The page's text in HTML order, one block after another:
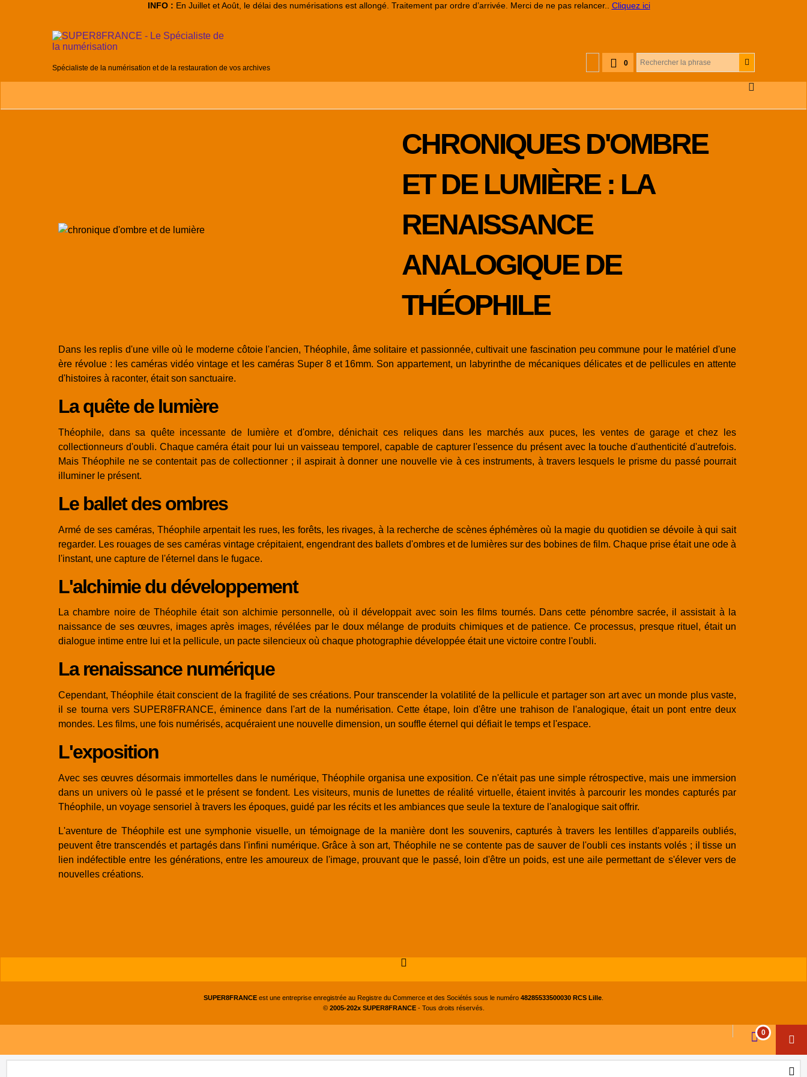
INFO : En Juillet et Août, le délai des numérisations est allongé. Traitement par ordre d’arrivée. Merci de ne pas relancer.. Cliquez ici
Spécialiste de la numérisation et de la restauration de vos archives
0
CHRONIQUES D'OMBRE
ET DE LUMIÈRE : LA
RENAISSANCE
ANALOGIQUE DE
THÉOPHILE
Dans les replis d'une ville où le moderne côtoie l'ancien, Théophile, âme solitaire et passionnée, cultivait une fascination peu commune pour le matériel d'une
ère révolue : les caméras vidéo vintage et les caméras Super 8 et 16mm. Son appartement, un labyrinthe de mécaniques délicates et de pellicules en attente
d'histoires à raconter, était son sanctuaire.
La quête de lumière
Théophile, dans sa quête incessante de lumière et d'ombre, dénichait ces reliques dans les marchés aux puces, les ventes de garage et chez les
collectionneurs d'oubli. Chaque caméra était pour lui un vaisseau temporel, capable de capturer l'essence du présent avec la touche d'authenticité d'autrefois.
Mais Théophile ne se contentait pas de collectionner ; il aspirait à donner une nouvelle vie à ces instruments, à travers lesquels le prisme du passé pourrait
illuminer le présent.
Le ballet des ombres
Armé de ses caméras, Théophile arpentait les rues, les forêts, les rivages, à la recherche de scènes éphémères où la magie du quotidien se dévoile à qui sait
regarder. Les rouages de ses caméras vintage crépitaient, engendrant des ballets d'ombres et de lumières sur des bobines de film. Chaque prise était une ode à
l'instant, une capture de l'éternel dans le fugace.
L'alchimie du développement
La chambre noire de Théophile était son alchimie personnelle, où il développait avec soin les films tournés. Dans cette pénombre sacrée, il assistait à la
naissance de ses œuvres, images après images, révélées par le doux mélange de produits chimiques et de patience. Ce processus, presque rituel, était un
dialogue intime entre lui et la pellicule, un pacte silencieux où chaque photographie développée était une victoire contre l'oubli.
La renaissance numérique
Cependant, Théophile était conscient de la fragilité de ses créations. Pour transcender la volatilité de la pellicule et partager son art avec un monde plus vaste,
il se tourna vers SUPER8FRANCE, éminence dans l'art de la numérisation. Cette étape, loin d'être une trahison de l'analogique, était un pont entre deux
mondes. Les films, une fois numérisés, acquéraient une nouvelle dimension, un souffle éternel qui défiait le temps et l'espace.
L'exposition
Avec ses œuvres désormais immortelles dans le numérique, Théophile organisa une exposition. Ce n'était pas une simple rétrospective, mais une immersion
dans un univers où le passé et le présent se fondent. Les visiteurs, munis de lunettes de réalité virtuelle, étaient invités à parcourir les mondes capturés par
Théophile, un voyage sensoriel à travers les époques, guidé par les récits et les ambiances que seule la texture de l'analogique sait offrir.
L'aventure de Théophile est une symphonie visuelle, un témoignage de la manière dont les souvenirs, capturés à travers les lentilles d'appareils oubliés,
peuvent être transcendés et partagés dans l'infini numérique. Grâce à son art, Théophile ne se contente pas de sauver de l'oubli ces instants volés ; il tisse un
lien indéfectible entre les générations, entre les amoureux de l'image, prouvant que le passé, loin d'être un poids, est une aile permettant de s'élever vers de
nouvelles créations.
SUPER8FRANCE est une entreprise enregistrée au Registre du Commerce et des Sociétés sous le numéro 48285533500030 RCS Lille
© 2005-202x SUPER8FRANCE- Tous droits réservés.
0